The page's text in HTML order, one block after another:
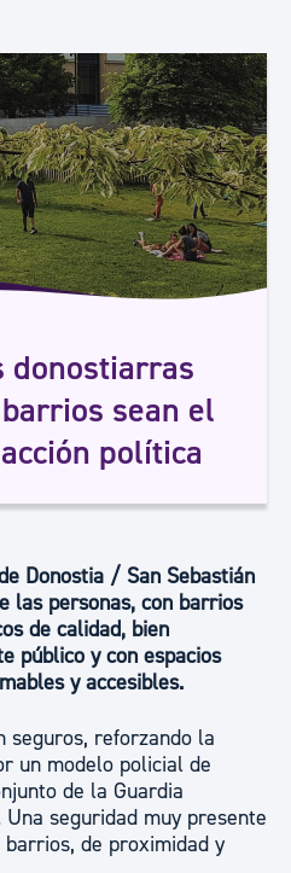
donostiarras
sean el
política
Donostia / San Sebastián
las personas, con barrios
de calidad, bien
público y con espacios
y accesibles.
seguros, reforzando la
un modelo policial de
de la Guardia
seguridad muy presente
de proximidad y